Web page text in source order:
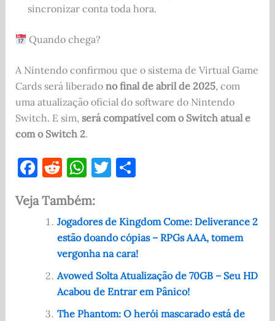
sincronizar conta toda hora.
Quando chega?
A Nintendo confirmou que o sistema de Virtual Game
Cards será liberado no final de abril de 2025, com
uma atualização oficial do software do Nintendo
Switch. E sim, será compatível com o Switch atual e
com o Switch 2.
F
c
e
o
o
k
R
d
di
t
W
at
s
A
p
p
T
te
r
S
e
Veja Também:
Jogadores de Kingdom Come: Deliverance 2
estão doando cópias – RPGs AAA, tomem
vergonha na cara!
Avowed Solta Atualização de 70GB – Seu HD
Acabou de Entrar em Pânico!
The Phantom: O herói mascarado está de